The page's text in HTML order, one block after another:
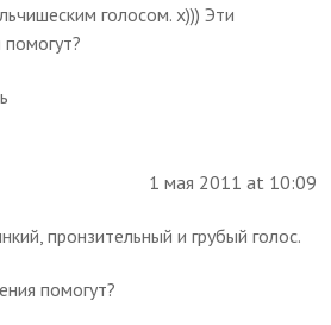
голосом. х))) Эти
1 мая 2011 at 10:09
пронзительный и грубый голос.
помогут?